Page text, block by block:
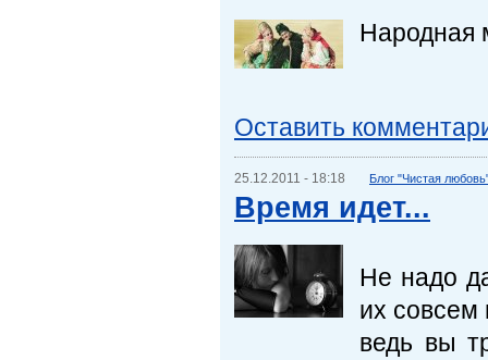
Народная
Оставить
25.12.2011 - 18:18 Блог "Чистая
Время идет...
Не надо
их совсем
ведь вы